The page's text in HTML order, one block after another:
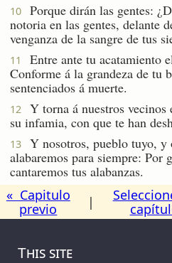
10
Porque dirán las gentes:
notoria en las gentes, delante
venganza de la sangre de tus
11
Entre ante tu acatamiento
Conforme á la grandeza de tu
sentenciados á muerte.
12
Y torna á nuestros vecinos
su infamia, con que te han
13
Y nosotros, pueblo tuyo, y
alabaremos para siempre: Por
cantaremos tus alabanzas.
« Capitulo
previo
|
This site